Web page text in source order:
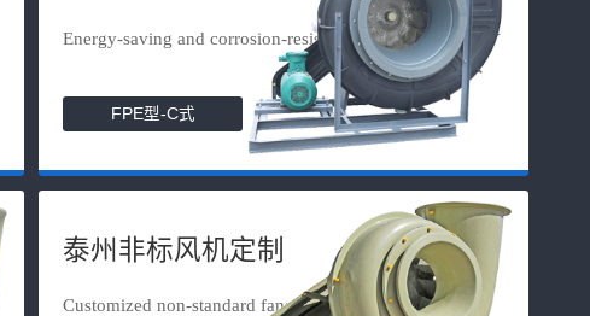
Energy-saving and corrosion-resista...
FPE型-C式
泰州非标风机定制
Customized non-standard fans